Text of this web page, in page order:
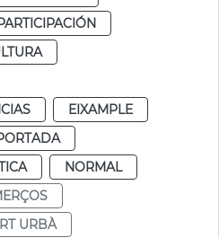
EIXAMPLE
NORMAL
URBÀ